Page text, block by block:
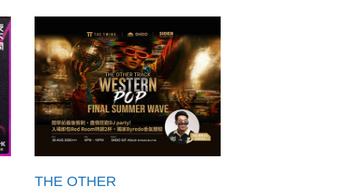
THE OTHER